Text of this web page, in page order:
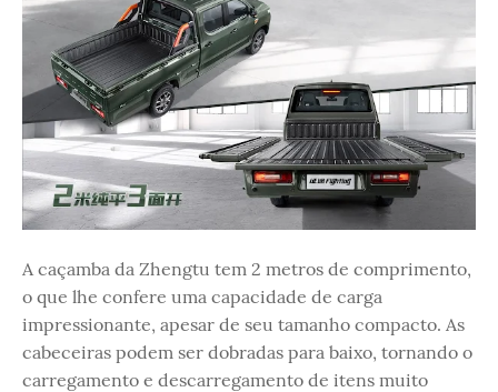
A caçamba da Zhengtu tem 2 metros de comprimento,
o que lhe confere uma capacidade de carga
impressionante, apesar de seu tamanho compacto. As
cabeceiras podem ser dobradas para baixo, tornando o
carregamento e descarregamento de itens muito